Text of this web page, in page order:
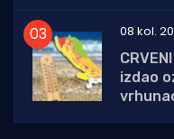
08 kol.
izdao